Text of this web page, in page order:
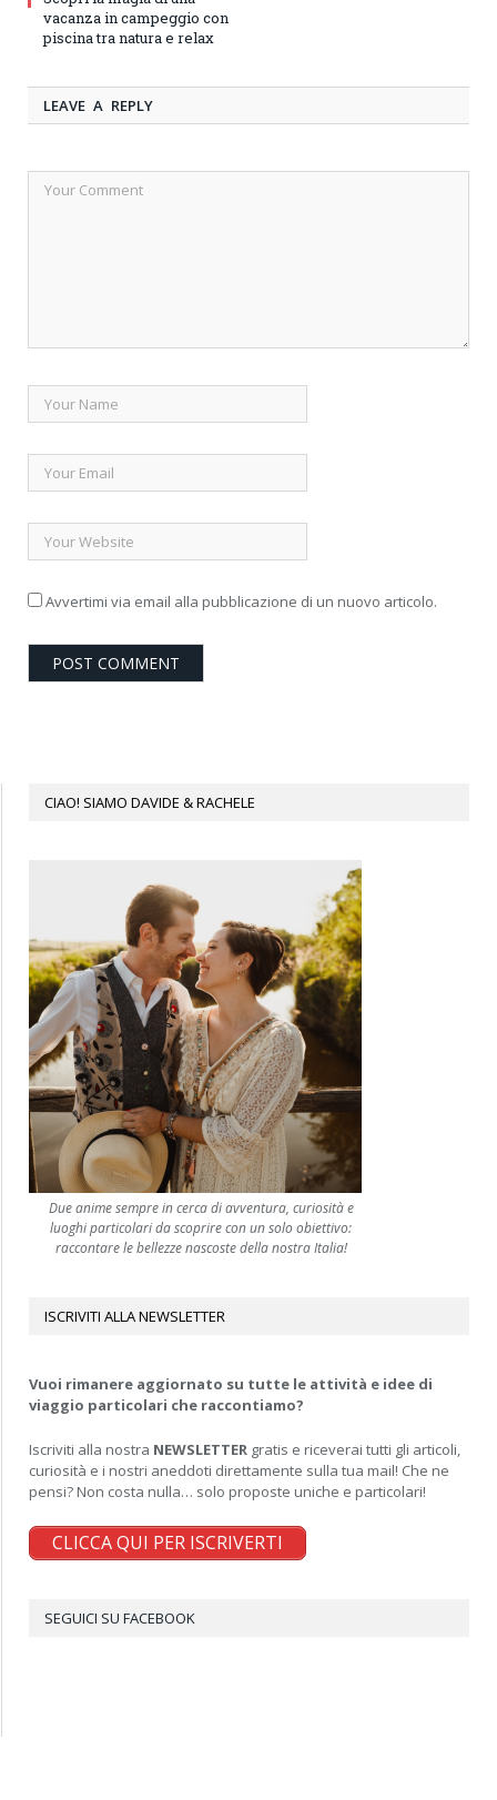
vacanza in campeggio con
piscina tra natura e relax
LEAVE A REPLY
Avvertimi via email alla pubblicazione di un nuovo articolo.
CIAO! SIAMO DAVIDE & RACHELE
Due anime sempre in cerca di avventura, curiosità e
luoghi particolari da scoprire con un solo obiettivo:
raccontare le bellezze nascoste della nostra Italia!
ISCRIVITI ALLA NEWSLETTER
Vuoi rimanere aggiornato su tutte le attività e idee di
viaggio particolari che raccontiamo?
Iscriviti alla nostra NEWSLETTER gratis e riceverai tutti gli articoli,
curiosità e i nostri aneddoti direttamente sulla tua mail! Che ne
pensi? Non costa nulla… solo proposte uniche e particolari!
CLICCA QUI PER ISCRIVERTI
SEGUICI SU FACEBOOK